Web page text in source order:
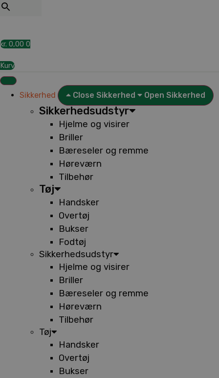
kr. 0,00 0
Kurv
Sikkerhed Close Sikkerhed Open Sikkerhed
Sikkerhedsudstyr
Hjelme og visirer
Briller
Bæreseler og remme
Høreværn
Tilbehør
Tøj
Handsker
Overtøj
Bukser
Fodtøj
Sikkerhedsudstyr
Hjelme og visirer
Briller
Bæreseler og remme
Høreværn
Tilbehør
Tøj
Handsker
Overtøj
Bukser